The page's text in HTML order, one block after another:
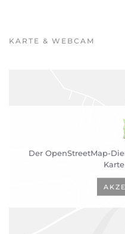
KARTE & WEBCAM
Der OpenStreetMap-